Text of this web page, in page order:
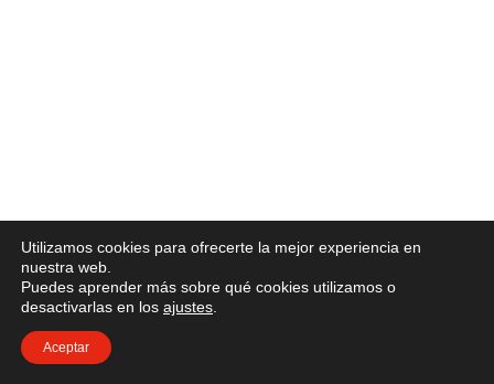
Utilizamos cookies para ofrecerte la mejor experiencia en
nuestra web.
Puedes aprender más sobre qué cookies utilizamos o
desactivarlas en los ajustes
Aceptar